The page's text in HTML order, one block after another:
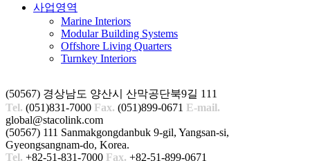
사업영역
Marine Interiors
Modular Building Systems
Offshore Living Quarters
Turnkey Interiors
(50567) 경상남도 양산시 산막공단북9길 111
Tel. (051)831-7000 Fax. (051)899-0671 E-mail.
global@stacolink.com
(50567) 111 Sanmakgongdanbuk 9-gil, Yangsan-si,
Gyeongsangnam-do, Korea.
Tel. +82-51-831-7000 Fax. +82-51-899-0671